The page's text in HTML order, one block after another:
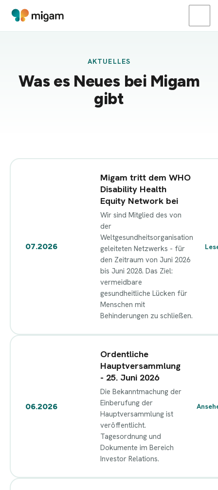
AKTUELLES
Was es Neues bei Migam
gibt
07.2026
Migam tritt dem WHO
Disability Health
Equity Network bei
Wir sind Mitglied des von
der
Weltgesundheitsorganisation
geleiteten Netzwerks - für
den Zeitraum von Juni 2026
bis Juni 2028. Das Ziel:
vermeidbare
gesundheitliche Lücken für
Menschen mit
Behinderungen zu schließen.
06.2026
Ordentliche
Hauptversammlung
- 25. Juni 2026
Die Bekanntmachung der
Einberufung der
Hauptversammlung ist
veröffentlicht.
Tagesordnung und
Dokumente im Bereich
Investor Relations.